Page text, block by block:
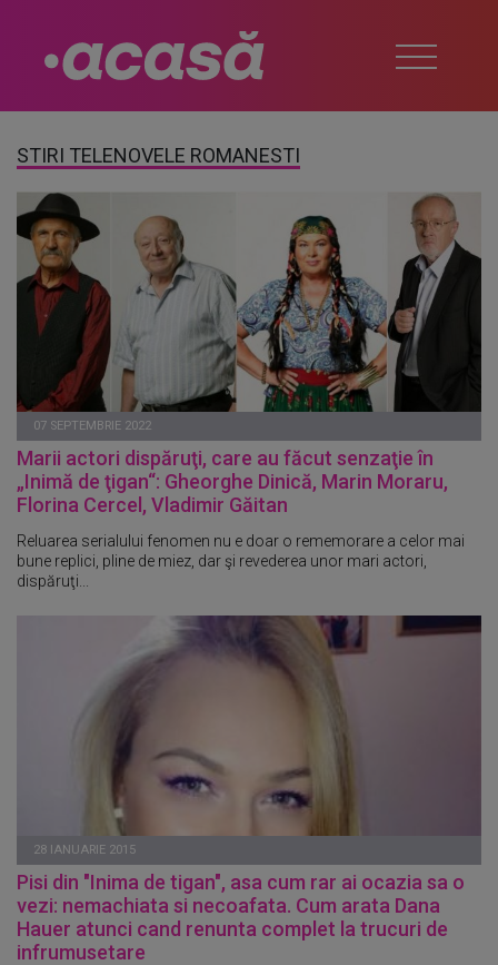
STIRI TELENOVELE ROMANESTI
07 SEPTEMBRIE 2022
Marii actori dispăruţi, care au făcut senzaţie în
„Inimă de ţigan“: Gheorghe Dinică, Marin Moraru,
Florina Cercel, Vladimir Găitan
Reluarea serialului fenomen nu e doar o rememorare a celor mai
bune replici, pline de miez, dar şi revederea unor mari actori,
dispăruţi...
28 IANUARIE 2015
Pisi din "Inima de tigan", asa cum rar ai ocazia sa o
vezi: nemachiata si necoafata. Cum arata Dana
Hauer atunci cand renunta complet la trucuri de
infrumusetare